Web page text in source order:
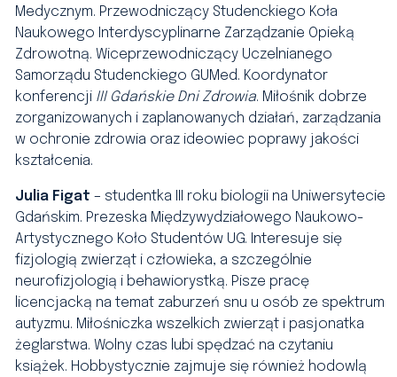
Medycznym. Przewodniczący Studenckiego Koła
Naukowego Interdyscyplinarne Zarządzanie Opieką
Zdrowotną. Wiceprzewodniczący Uczelnianego
Samorządu Studenckiego GUMed. Koordynator
konferencji III Gdańskie Dni Zdrowia. Miłośnik dobrze
zorganizowanych i zaplanowanych działań, zarządzania
w ochronie zdrowia oraz ideowiec poprawy jakości
kształcenia.
Julia Figat– studentka III roku biologii na Uniwersytecie
Gdańskim. Prezeska Międzywydziałowego Naukowo-
Artystycznego Koło Studentów UG. Interesuje się
fizjologią zwierząt i człowieka, a szczególnie
neurofizjologią i behawiorystką. Pisze pracę
licencjacką na temat zaburzeń snu u osób ze spektrum
autyzmu. Miłośniczka wszelkich zwierząt i pasjonatka
żeglarstwa. Wolny czas lubi spędzać na czytaniu
książek. Hobbystycznie zajmuje się również hodowlą